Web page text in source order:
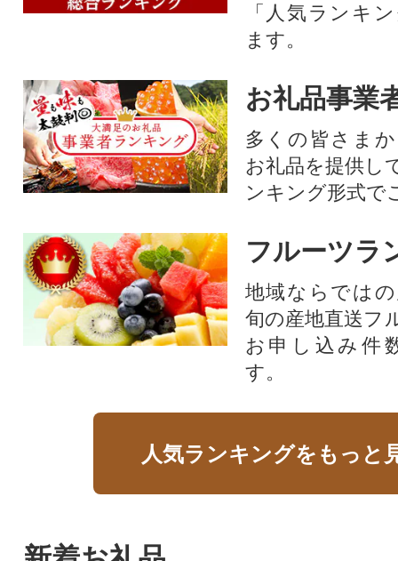
「人気ランキ
ます。
お礼品事業
多くの皆さま
お礼品を提供し
ンキング形式で
フルーツラ
地域ならでは
旬の産地直送フ
お申し込み件
す。
人気ランキングをもっと